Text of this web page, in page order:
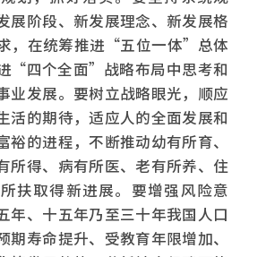
展阶段、新发展理念、新发展格
，在统筹推进“五位一体”总体
“四个全面”战略布局中思考和
业发展。要树立战略眼光，顺应
活的期待，适应人的全面发展和
裕的进程，不断推动幼有所育、
所得、病有所医、老有所养、住
扶取得新进展。要增强风险意
年、十五年乃至三十年我国人口
期寿命提升、受教育年限增加、